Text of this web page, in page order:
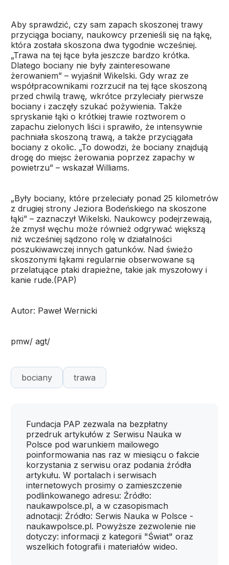
Aby sprawdzić, czy sam zapach skoszonej trawy
przyciąga bociany, naukowcy przenieśli się na łąkę,
która została skoszona dwa tygodnie wcześniej.
„Trawa na tej łące była jeszcze bardzo krótka.
Dlatego bociany nie były zainteresowane
żerowaniem” – wyjaśnił Wikelski. Gdy wraz ze
współpracownikami rozrzucił na tej łące skoszoną
przed chwilą trawę, wkrótce przyleciały pierwsze
bociany i zaczęły szukać pożywienia. Także
spryskanie łąki o krótkiej trawie roztworem o
zapachu zielonych liści i sprawiło, że intensywnie
pachniała skoszoną trawą, a także przyciągała
bociany z okolic. „To dowodzi, że bociany znajdują
drogę do miejsc żerowania poprzez zapachy w
powietrzu” – wskazał Williams.
„Były bociany, które przeleciały ponad 25 kilometrów
z drugiej strony Jeziora Bodeńskiego na skoszone
łąki” – zaznaczył Wikelski. Naukowcy podejrzewają,
że zmysł węchu może również odgrywać większą
niż wcześniej sądzono rolę w działalności
poszukiwawczej innych gatunków. Nad świeżo
skoszonymi łąkami regularnie obserwowane są
przelatujące ptaki drapieżne, takie jak myszołowy i
kanie rude.(PAP)
Autor: Paweł Wernicki
pmw/ agt/
bociany trawa
Fundacja PAP zezwala na bezpłatny
przedruk artykułów z Serwisu Nauka w
Polsce pod warunkiem mailowego
poinformowania nas raz w miesiącu o fakcie
korzystania z serwisu oraz podania źródła
artykułu. W portalach i serwisach
internetowych prosimy o zamieszczenie
podlinkowanego adresu: Źródło:
naukawpolsce.pl, a w czasopismach
adnotacji: Źródło: Serwis Nauka w Polsce -
naukawpolsce.pl. Powyższe zezwolenie nie
dotyczy: informacji z kategorii "Świat" oraz
wszelkich fotografii i materiałów wideo.